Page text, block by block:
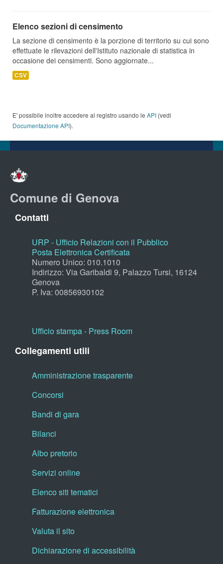
Elenco sezioni di censimento
La sezione di censimento è la porzione di territorio su cui sono
effettuate le rilevazioni dell'Istituto nazionale di statistica in
occasione dei censimenti. Sono aggiornate...
CSV
E' possibile inoltre accedere al registro usando le API (vedi
Documentazione API).
Comune di Genova
Contatti
URP - Ufficio Relazioni con il Pubblico
Posta Elettronica Certificata
Numero Unico: 010.1010
Indirizzo: Via Garibaldi 9, Palazzo Tursi, 16124
Genova
P. Iva: 00856930102
Ufficio stampa - Press Room
Collegamenti utili
Amministrazione trasparente
Concorsi
Bandi di gara
Bilanci
Albo pretorio
Servizi online
Elenco siti tematici
Fatturazione elettronica
Valuta il sito
Dichiarazione di accessibilità